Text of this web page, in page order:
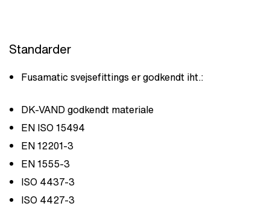
Standarder
Fusamatic svejsefittings er godkendt iht.:
DK-VAND godkendt materiale
EN ISO 15494
EN 12201-3
EN 1555-3
ISO 4437-3
ISO 4427-3